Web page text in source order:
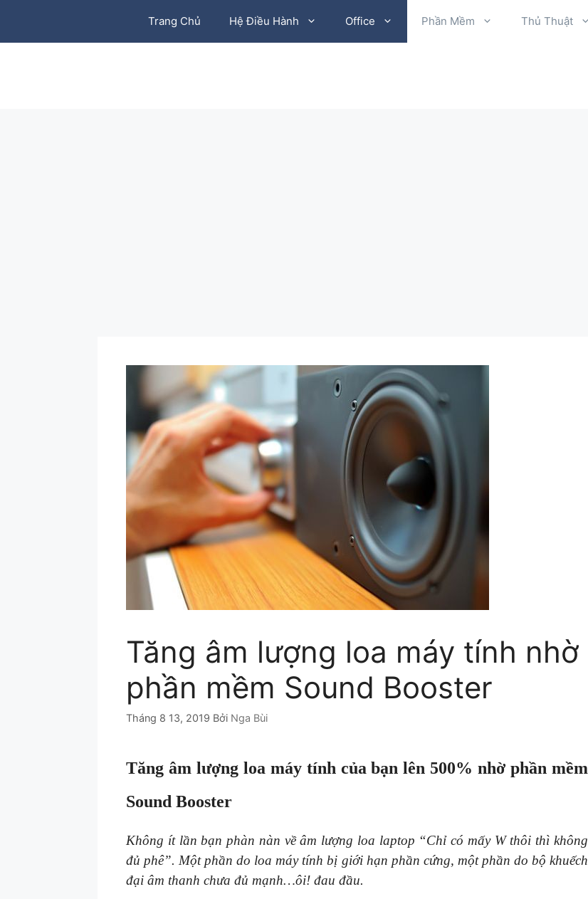
nội
Trang Chủ Hệ Điều Hành Office Phần Mềm Thủ Thuật
Tăng âm lượng loa máy tính nhờ
phần mềm Sound Booster
Tháng 8 13, 2019 Bởi Nga Bùi
Tăng âm lượng loa máy tính của bạn lên 500% nhờ phần mềm
Sound Booster
Không ít lần bạn phàn nàn về âm lượng loa laptop “Chỉ có mấy W thôi thì không
đủ phê”. Một phần do loa máy tính bị giới hạn phần cứng, một phần do bộ khuếch
đại âm thanh chưa đủ mạnh…ôi! đau đầu.